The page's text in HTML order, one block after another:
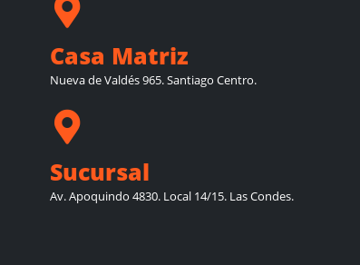
Casa Matriz
Nueva de Valdés 965. Santiago Centro.
Sucursal
Av. Apoquindo 4830. Local 14/15. Las Condes.